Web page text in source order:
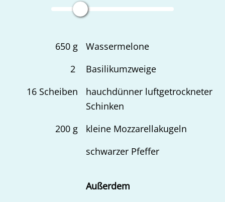
650g
Wassermelone
2
Basilikumzweige
16Scheiben
hauchdünner luftgetrockneter
Schinken
200g
kleine Mozzarellakugeln
schwarzer Pfeffer
Außerdem